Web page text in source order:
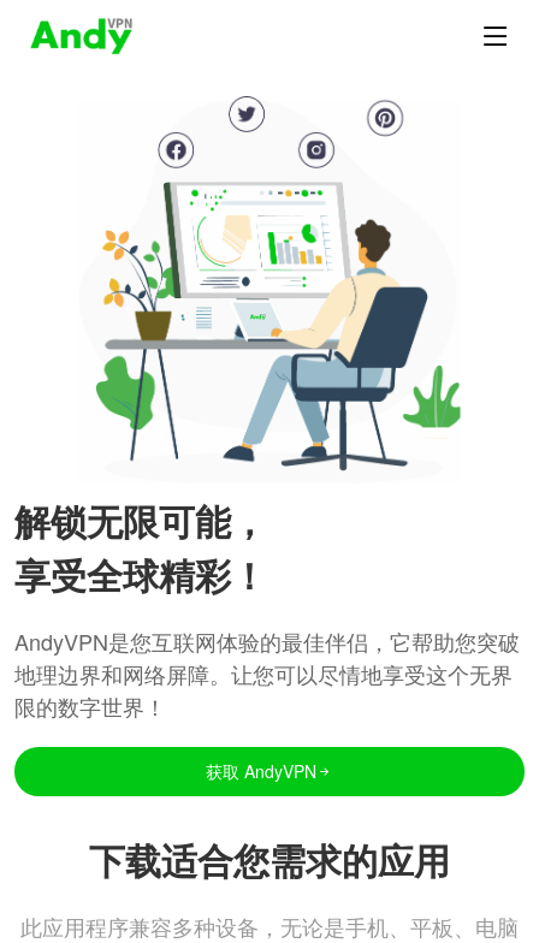
解锁无限可能，
享受全球精彩！
AndyVPN是您互联网体验的最佳伴侣，它帮助您突破
地理边界和网络屏障。让您可以尽情地享受这个无界
限的数字世界！
获取 AndyVPN
下载适合您需求的应用
此应用程序兼容多种设备，无论是手机、平板、电脑